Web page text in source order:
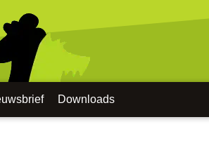
Downloads